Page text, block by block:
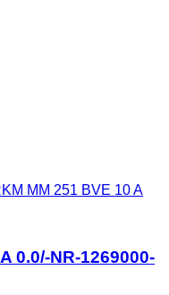
MM 251 BVE 10 A
0.0/-NR-1269000-